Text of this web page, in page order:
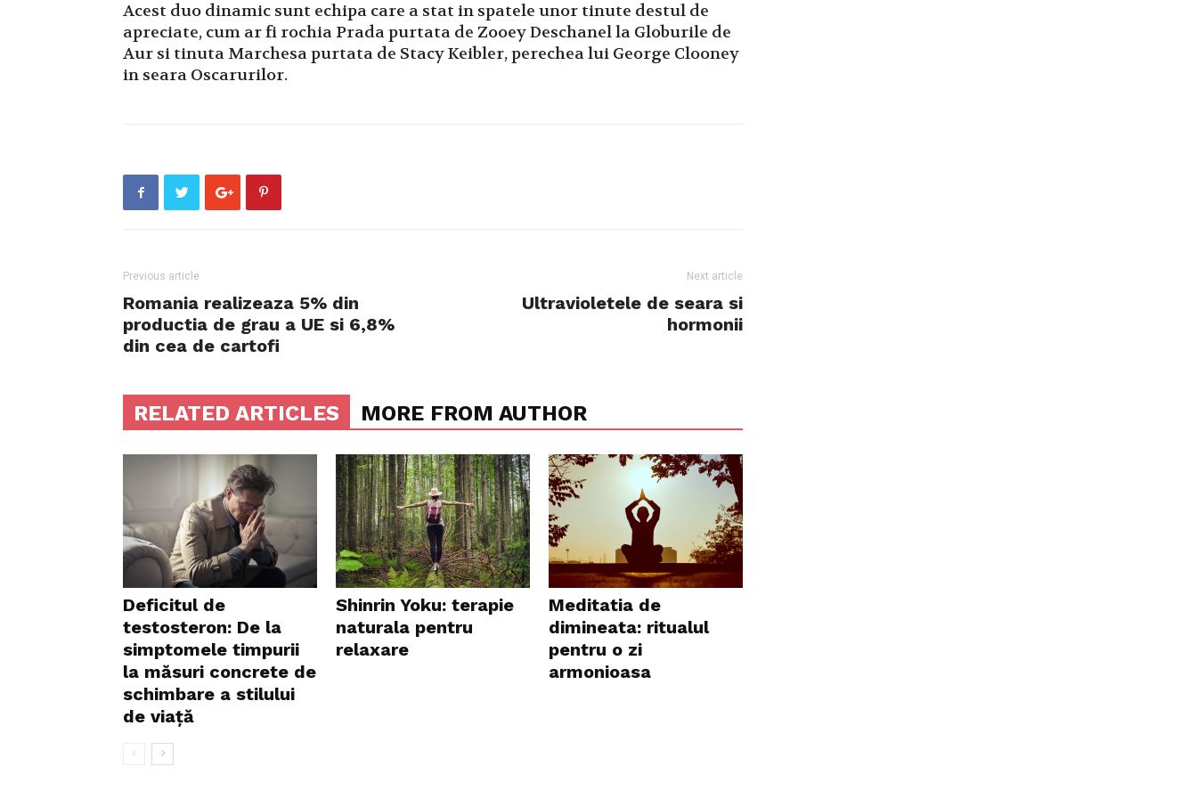
Acest duo dinamic sunt echipa care a stat in spatele unor tinute destul de
apreciate, cum ar fi rochia Prada purtata de Zooey Deschanel la Globurile de
Aur si tinuta Marchesa purtata de Stacy Keibler, perechea lui George Clooney
in seara Oscarurilor.
Previous article
Romania realizeaza 5% din
productia de grau a UE si 6,8%
din cea de cartofi
Next article
Ultravioletele de seara si
hormonii
RELATED ARTICLES MORE FROM AUTHOR
Deficitul de
testosteron: De la
simptomele timpurii
la măsuri concrete de
schimbare a stilului
de viață
Shinrin Yoku: terapie
naturala pentru
relaxare
Meditatia de
dimineata: ritualul
pentru o zi
armonioasa